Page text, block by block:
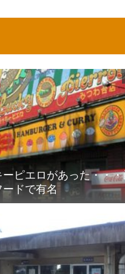
ピエロがあった・・
ドで有名